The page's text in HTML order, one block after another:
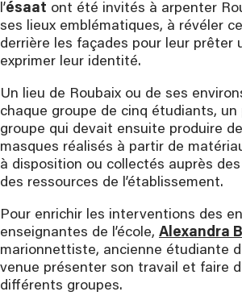
l’ésaat ont été invités à arpenter
ses lieux emblématiques, à révéler
derrière les façades pour leur prêter
exprimer leur identité.
Un lieu de Roubaix ou de ses
chaque groupe de cinq étudiants, un
groupe qui devait ensuite produire
masques réalisés à partir de
à disposition ou collectés auprès
des ressources de l’établissement.
Pour enrichir les interventions des
enseignantes de l’école, Alexandra
marionnettiste, ancienne étudiante
venue présenter son travail et faire
différents groupes.